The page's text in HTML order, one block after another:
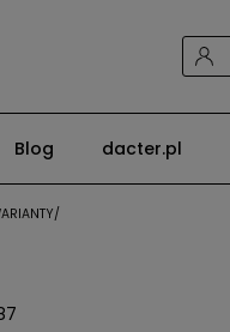
Blog dacter.pl